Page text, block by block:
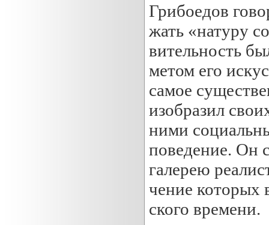
Грибоедов
жать «натуру
вительность
метом его
самое
изобразил
ними
поведение. Он
галерею
чение которых
ского времени.